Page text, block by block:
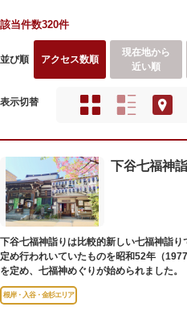
該当件数320件
並び順 アクセス数順
現在地から
近い順
表示切替
下谷七福神
下谷七福神詣りは比較的新しい七福神詣
定め行われいていたものを昭和52年（
を定め、七福神めぐりが始められました。
根岸・入谷・金杉エリア